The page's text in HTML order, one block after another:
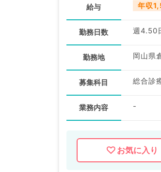
給与 年収
勤務日数 週4.50
勤務地 岡山県
募集科目 総合診
業務内容 -
お気に入り